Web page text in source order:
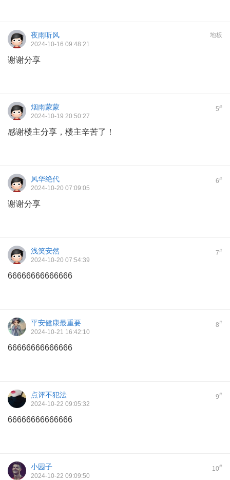
地板
夜雨听风
2024-10-16 09:48:21
谢谢分享
5#
烟雨蒙蒙
2024-10-19 20:50:27
感谢楼主分享，楼主辛苦了！
6#
风华绝代
2024-10-20 07:09:05
谢谢分享
7#
浅笑安然
2024-10-20 07:54:39
66666666666666
8#
平安健康最重要
2024-10-21 16:42:10
66666666666666
9#
点评不犯法
2024-10-22 09:05:32
66666666666666
10#
小园子
2024-10-22 09:09:50